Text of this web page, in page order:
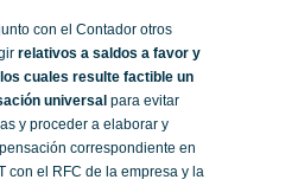
con el Contador otros
relativos a saldos a favor y
cuales resulte factible un
universal para evitar
y proceder a elaborar y
correspondiente en
con el RFC de la empresa y la